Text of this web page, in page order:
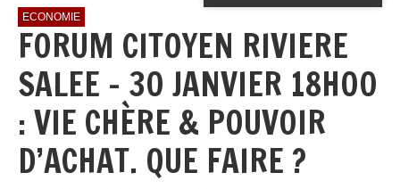
ECONOMIE
FORUM CITOYEN RIVIERE
SALEE - 30 JANVIER 18H00
: VIE CHÈRE & POUVOIR
D’ACHAT. QUE FAIRE ?